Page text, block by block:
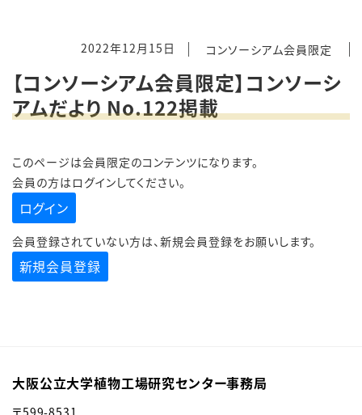
2022年12月15日 コンソーシアム会員限定
【コンソーシアム会員限定】コンソーシ
アムだより No.122掲載
このページは会員限定のコンテンツになります。
会員の方はログインしてください。
ログイン
会員登録されていない方は、新規会員登録をお願いします。
新規会員登録
大阪公立大学植物工場研究センター事務局
〒599-8531